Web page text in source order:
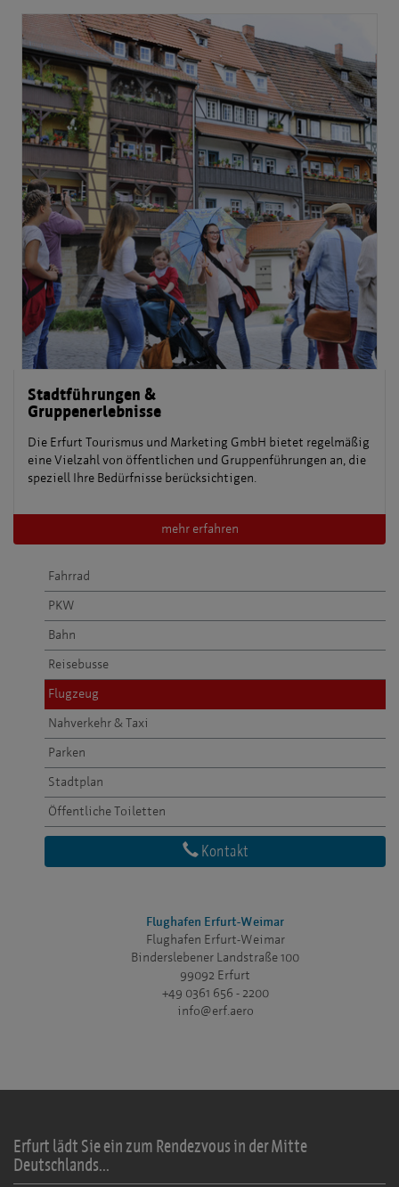
Stadtführungen &
Gruppenerlebnisse
Die Erfurt Tourismus und Marketing GmbH bietet regelmäßig
eine Vielzahl von öffentlichen und Gruppenführungen an, die
speziell Ihre Bedürfnisse berücksichtigen.
mehr erfahren
Fahrrad
PKW
Bahn
Reisebusse
Flugzeug
Nahverkehr & Taxi
Parken
Stadtplan
Öffentliche Toiletten
Kontakt
Flughafen Erfurt-Weimar
Flughafen Erfurt-Weimar
Binderslebener Landstraße 100
99092 Erfurt
+49 0361 656 - 2200
info@erf.aero
Erfurt lädt Sie ein zum Rendezvous in der Mitte
Deutschlands...